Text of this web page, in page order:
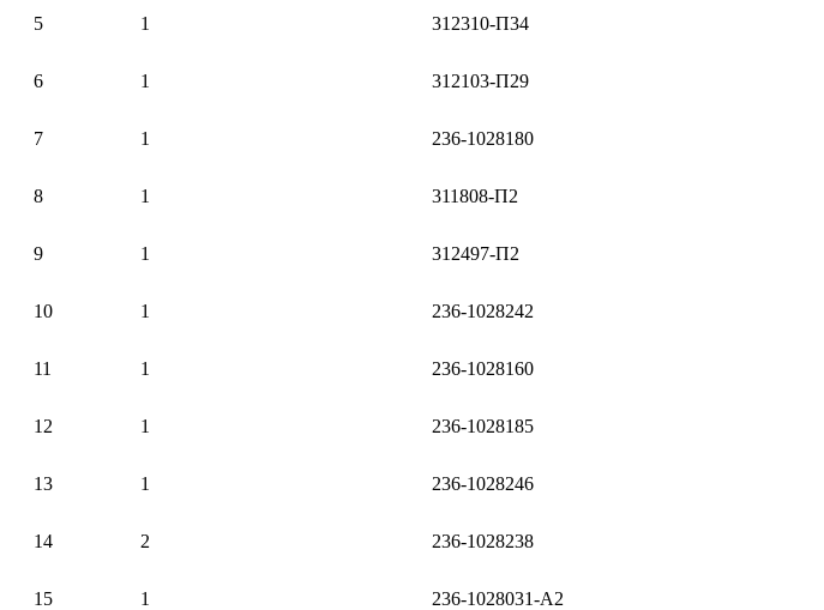
5 1 312310-П34
6 1 312103-П29
7 1 236-1028180
8 1 311808-П2
9 1 312497-П2
10 1 236-1028242
11 1 236-1028160
12 1 236-1028185
13 1 236-1028246
14 2 236-1028238
15 1 236-1028031-А2